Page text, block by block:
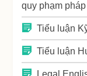
quy phạm
Tiểu luận
Tiểu luận